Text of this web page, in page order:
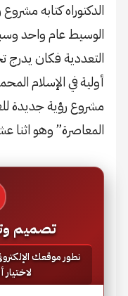
الدكتوراه كتابه
الوسيط عام واحد
التعددية فكان
أولية في الإسلام
مشروع رؤية جديدة
المعاصرة” وهو اثنا عشر 12
تصميم
نطور موقعك